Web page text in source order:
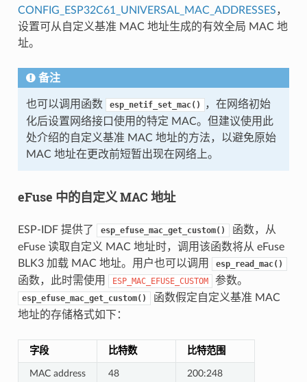
CONFIG_ESP32C61_UNIVERSAL_MAC_ADDRESSES，
设置可从自定义基准 MAC 地址生成的有效全局 MAC 地
址。
备注
也可以调用函数 esp_netif_set_mac()
，在网络初始
化后设置网络接口使用的特定 MAC。但建议使用此
处介绍的自定义基准 MAC 地址的方法，以避免原始
MAC 地址在更改前短暂出现在网络上。
eFuse 中的自定义 MAC 地址
ESP-IDF 提供了 esp_efuse_mac_get_custom()
函数，从
eFuse 读取自定义 MAC 地址时，调用该函数将从 eFuse
BLK3 加载 MAC 地址。用户也可以调用
esp_read_mac()
函数，此时需使用 ESP_MAC_EFUSE_CUSTOM 参数。
esp_efuse_mac_get_custom()
函数假定自定义基准 MAC
地址的存储格式如下：
字段 比特数 比特范围
MAC address 48 200:248